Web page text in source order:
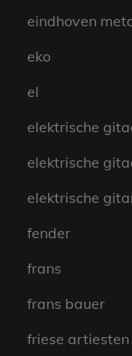
eindhoven
eko
el
elektrische
elektrische
elektrische
fender
frans
frans bauer
friese artiesten